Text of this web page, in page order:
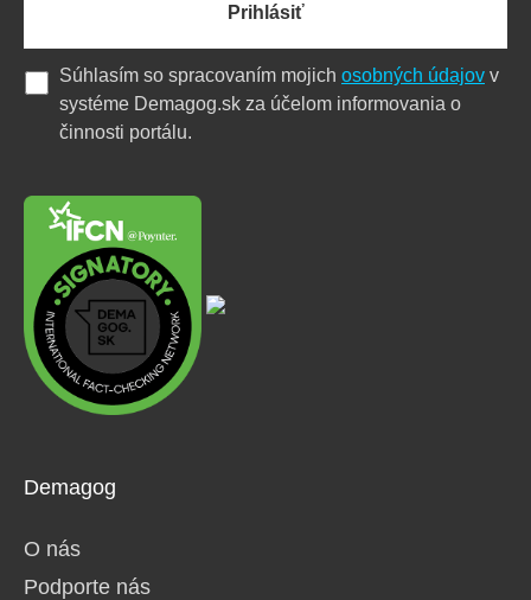
Demagog
O nás
Podporte nás
Prihlásiť
Súhlasím so spracovaním mojich osobných údajov v
systéme Demagog.sk za účelom informovania o
činnosti portálu.